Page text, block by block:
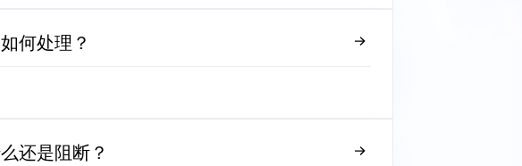
何处理？
还是阻断？